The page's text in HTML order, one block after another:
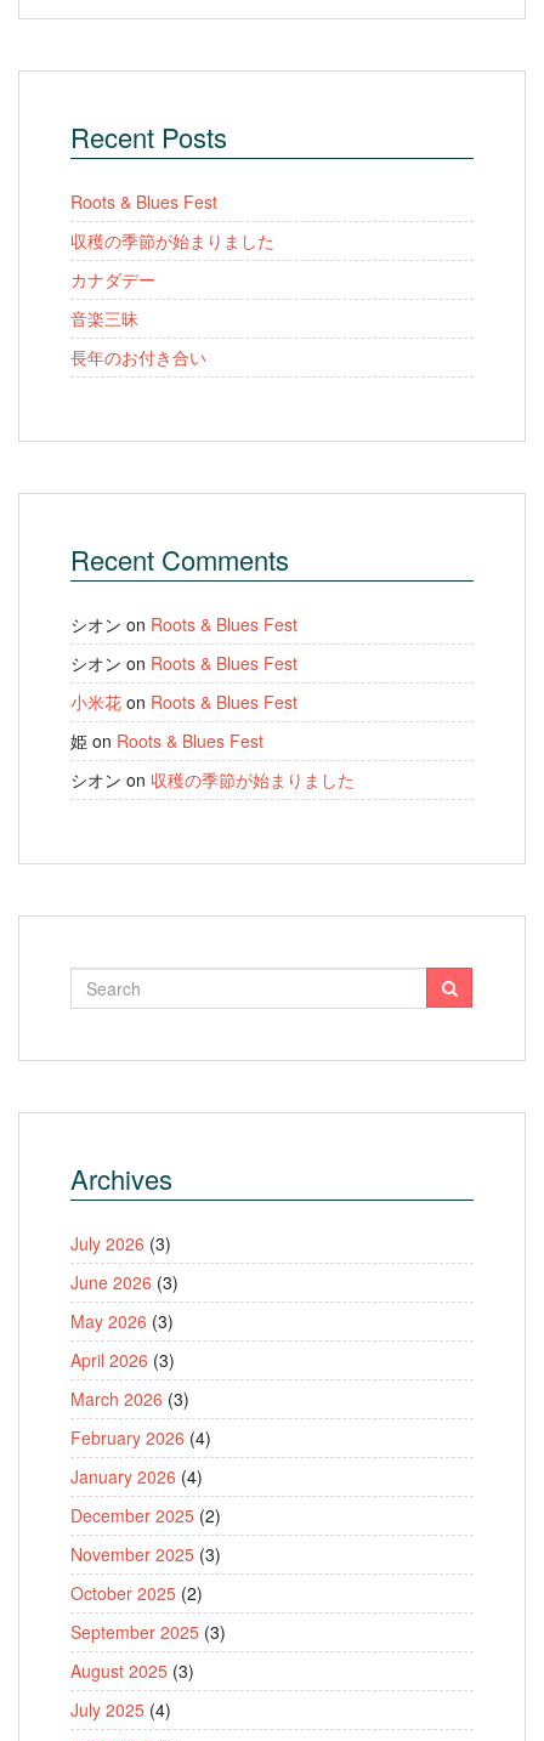
Recent Posts
Roots & Blues Fest
収穫の季節が始まりました
カナダデー
音楽三昧
長年のお付き合い
Recent Comments
シオン on Roots & Blues Fest
シオン on Roots & Blues Fest
小米花 on Roots & Blues Fest
姫 on Roots & Blues Fest
シオン on 収穫の季節が始まりました
Archives
July 2026 (3)
June 2026 (3)
May 2026 (3)
April 2026 (3)
March 2026 (3)
February 2026 (4)
January 2026 (4)
December 2025 (2)
November 2025 (3)
October 2025 (2)
September 2025 (3)
August 2025 (3)
July 2025 (4)